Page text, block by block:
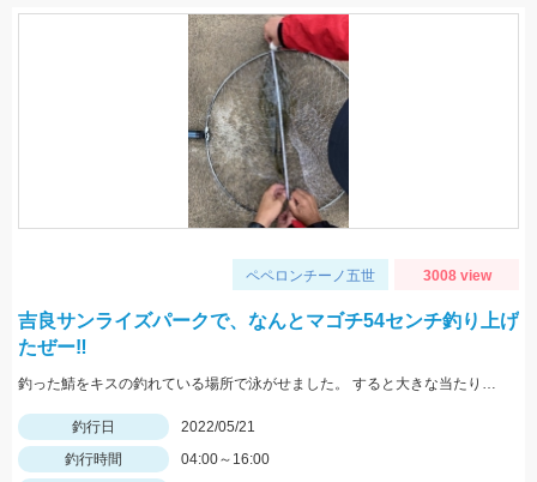
ペペロンチーノ五世 3008 view
吉良サンライズパークで、なんとマゴチ54センチ釣り上げ
たぜー‼️
釣った鯖をキスの釣れている場所で泳がせました。 すると大きな当たりがーそれから頑張って釣り上げました。
釣行日
2022/05/21
釣行時間
04:00～16:00